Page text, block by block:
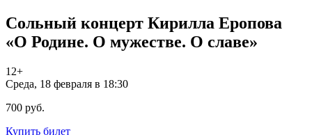
Сольный концерт Кирилла Еропова
«О Родине. О мужестве. О славе»
12+
Среда, 18 февраля в 18:30
700 руб.
Купить билет